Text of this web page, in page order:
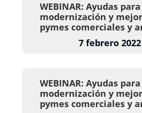
WEBINAR: Ayudas
modernización y
pymes comerciales y
7 febrero 2022
WEBINAR: Ayudas
modernización y
pymes comerciales y